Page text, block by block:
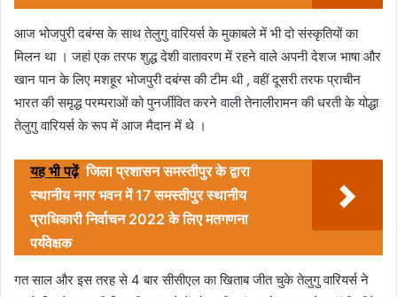
आज भोजपुरी दबंग्स के साथ तेलुगु वारियर्स के मुकाबले में भी दो संस्कृतियों का
मिलन था । जहां एक तरफ शुद्ध देशी वातावरण में रहने वाले अपनी देशज भाषा और
खान पान के लिए मशहूर भोजपुरी दबंग्स की टीम थी , वहीं दूसरी तरफ प्राचीन
भारत की समृद्ध परम्पराओं को पुनर्जीवित करने वाली तेनालीरामन की धरती के योद्धा
तेलुगु वारियर्स के रूप में आज मैदान में थे ।
यह भी पढ़ें जिला प्रशासन समस्तीपुर के द्वारा
स्थानीय नगर भवन में 17 समस्तीपुर स्थानीय
प्राधिकारी निर्वाचन 2022 के लिए मतगणना
पर्यवेक्षक
गत साल और इस तरह से 4 बार सीसीएल का खिताब जीत चुके तेलुगु वारियर्स ने